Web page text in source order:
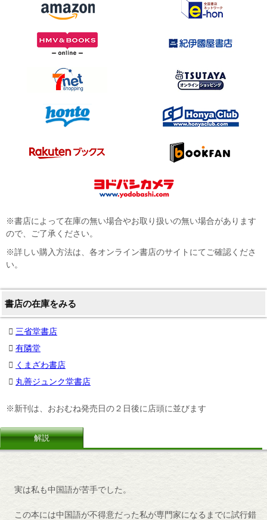
※書店によって在庫の無い場合やお取り扱いの無い場合があります
ので、ご了承ください。
※詳しい購入方法は、各オンライン書店のサイトにてご確認くださ
い。
書店の在庫をみる
三省堂書店
有隣堂
くまざわ書店
丸善ジュンク堂書店
※新刊は、おおむね発売日の２日後に店頭に並びます
解説
実は私も中国語が苦手でした。
この本には中国語が不得意だった私が専門家になるまでに試行錯